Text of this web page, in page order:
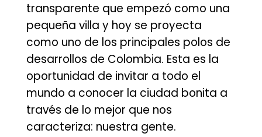
transparente que empezó como una
pequeña villa y hoy se proyecta
como uno de los principales polos de
desarrollos de Colombia. Esta es la
oportunidad de invitar a todo el
mundo a conocer la ciudad bonita a
través de lo mejor que nos
caracteriza: nuestra gente.